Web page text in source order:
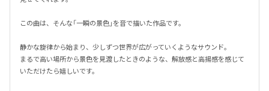
この曲は、そんな「一瞬の景色」を音で描いた作品です。
静かな旋律から始まり、少しずつ世界が広がっていくようなサウンド。
まるで高い場所から景色を見渡したときのような、解放感と高揚感を感じて
いただけたら嬉しいです。